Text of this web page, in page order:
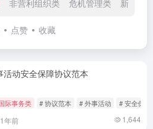
非营利组织类 危机管理类 新兴科
点赞 收藏
活动安全保障协议范本
际事务类 # 协议范本 # 外事活动 # 安全保障
1年前 1,644